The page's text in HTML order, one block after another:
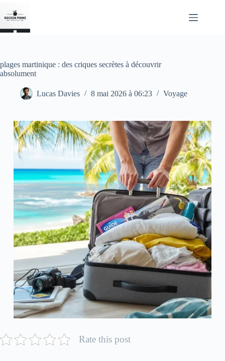
contenu
plages martinique : des criques secrètes à découvrir
absolument
Lucas Davies 8 mai 2026 à 06:23 Voyage
Rate this post